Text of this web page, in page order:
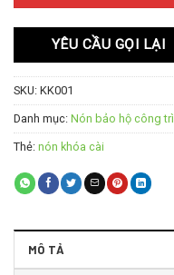
YÊU CẦU GỌI LẠI
SKU: KK001
Danh mục: Nón bảo hộ công
Thẻ: nón khóa cài
MÔ TẢ